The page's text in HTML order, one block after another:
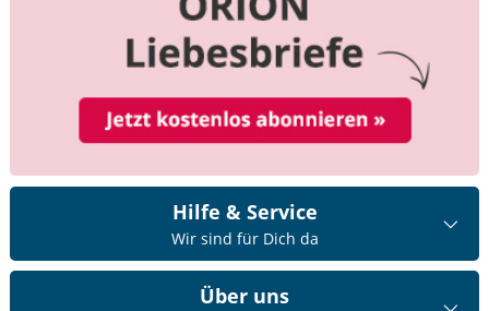
Hilfe & Service
Wir sind für Dich da
Über uns